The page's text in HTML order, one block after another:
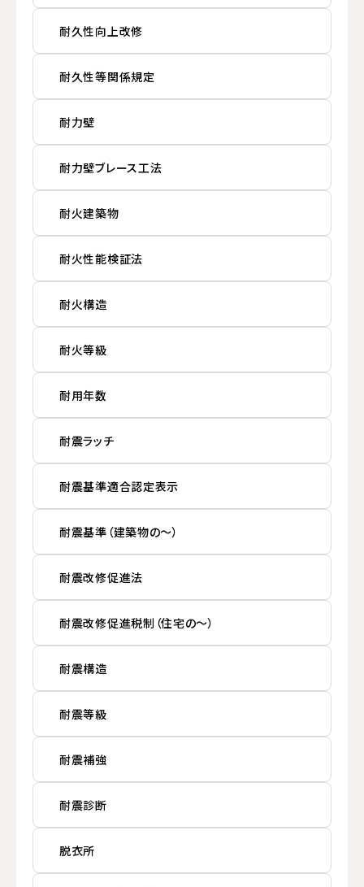
耐久性向上改修
耐久性等関係規定
耐力壁
耐力壁ブレース工法
耐火建築物
耐火性能検証法
耐火構造
耐火等級
耐用年数
耐震ラッチ
耐震基準適合認定表示
耐震基準（建築物の～）
耐震改修促進法
耐震改修促進税制（住宅の～）
耐震構造
耐震等級
耐震補強
耐震診断
脱衣所